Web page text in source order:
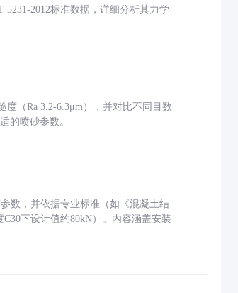
2012标准数据，详细分析其力学
（Ra 3.2-6.3μm），并对比不同目数
的喷砂参数。
数，并依据专业标准（如《混凝土结
下设计值约80kN）。内容涵盖安装